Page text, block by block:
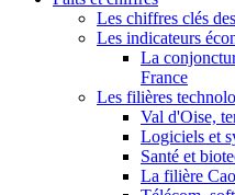
Les chiffres clés
Les indicateurs
La
France
Les filières
Val d'Oise,
Logiciels et
Santé et
La filière